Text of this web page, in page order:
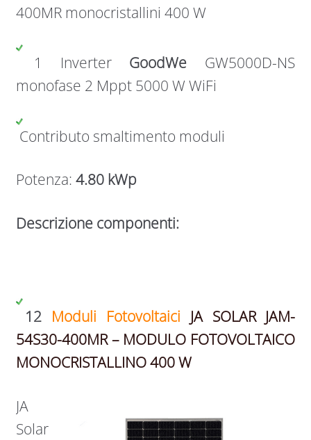
400MR monocristallini 400 W
1 Inverter GoodWe GW5000D-NS
monofase 2 Mppt 5000 W WiFi
Contributo smaltimento moduli
Potenza: 4.80 kWp
Descrizione componenti:
12 Moduli Fotovoltaici
JA SOLAR JAM-
54S30-400MR – MODULO FOTOVOLTAICO
MONOCRISTALLINO 400 W
JA
Solar